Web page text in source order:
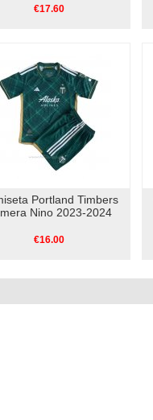
€17.60
Portland Timbers
Nino 2023-2024
€16.00